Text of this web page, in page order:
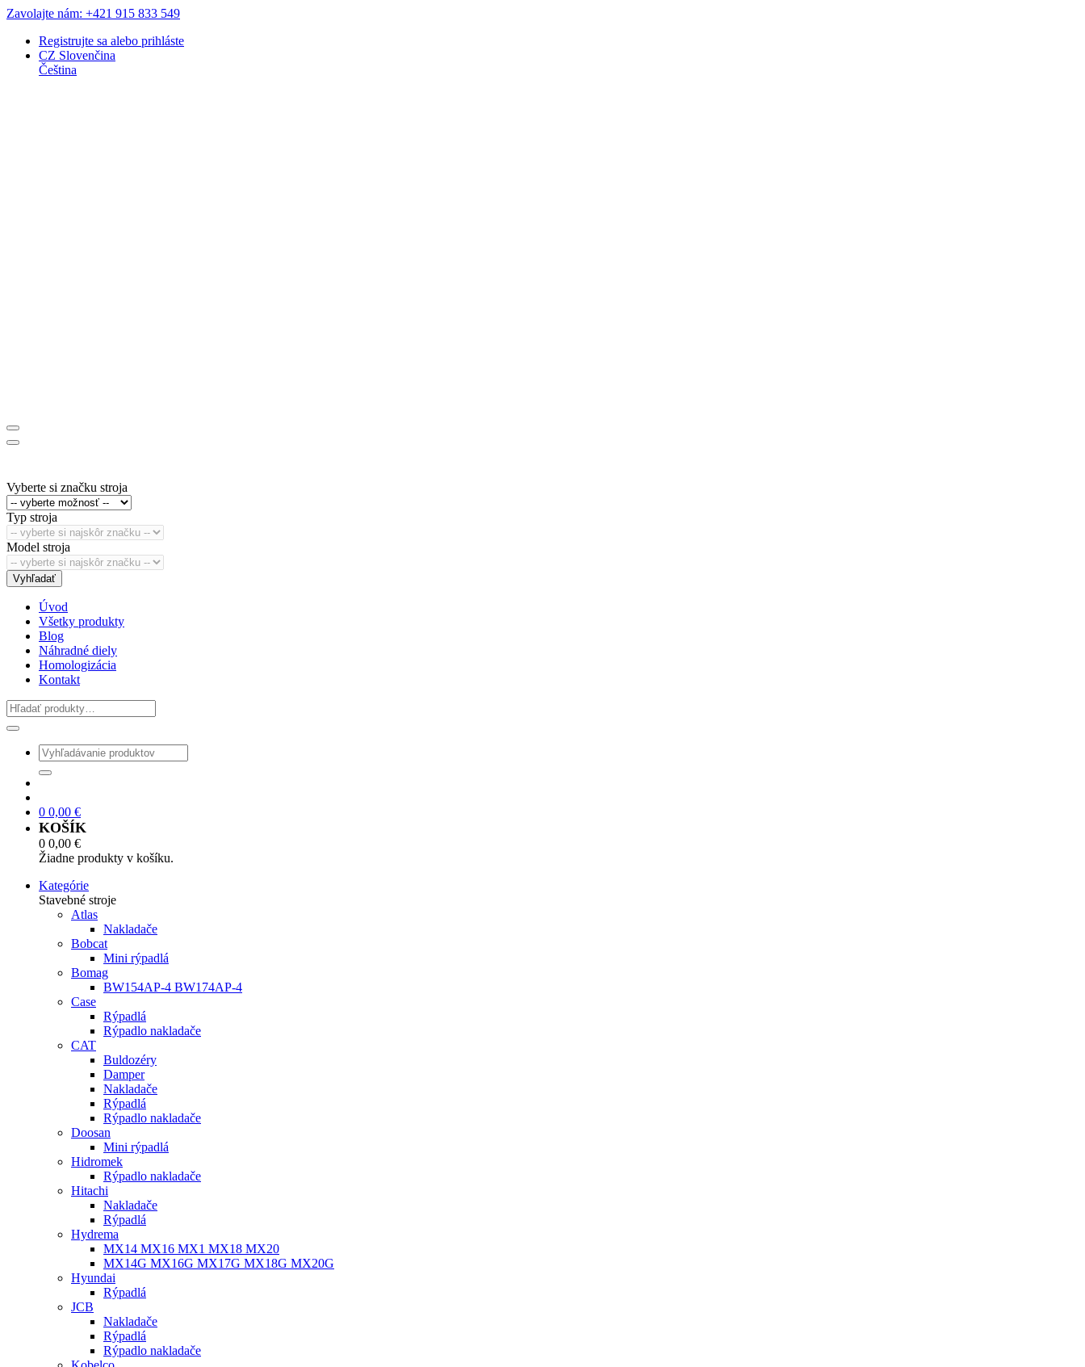
Zavolajte nám: +421 915 833 549
Registrujte sa alebo prihláste
CZ Slovenčina
Čeština
Vyberte si značku stroja
Typ stroja
Model stroja
Vyhľadať
Úvod
Všetky produkty
Blog
Náhradné diely
Homologizácia
Kontakt
0 0,00 €
KOŠÍK
0 0,00 €
Žiadne produkty v košíku.
Kategórie
Stavebné stroje
Atlas
Nakladače
Bobcat
Mini rýpadlá
Bomag
BW154AP-4 BW174AP-4
Case
Rýpadlá
Rýpadlo nakladače
CAT
Buldozéry
Damper
Nakladače
Rýpadlá
Rýpadlo nakladače
Doosan
Mini rýpadlá
Hidromek
Rýpadlo nakladače
Hitachi
Nakladače
Rýpadlá
Hydrema
MX14 MX16 MX1 MX18 MX20
MX14G MX16G MX17G MX18G MX20G
Hyundai
Rýpadlá
JCB
Nakladače
Rýpadlá
Rýpadlo nakladače